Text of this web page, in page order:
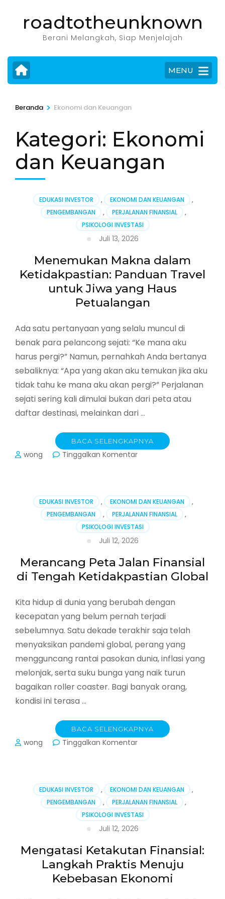
Enter)
roadtotheunknown
Berani Melangkah, Siap Menjelajah
MENU
Beranda > Ekonomi dan Keuangan
Kategori: Ekonomi
dan Keuangan
EDUKASI INVESTOR , EKONOMI DAN KEUANGAN
,
PENGEMBANGAN
, PERJALANAN FINANSIAL
,
PSIKOLOGI INVESTASI
Juli 13, 2026
Menemukan Makna dalam
Ketidakpastian: Panduan Travel
untuk Jiwa yang Haus
Petualangan
Ada satu pertanyaan yang selalu muncul di
benak para pelancong sejati: “Ke mana aku
harus pergi?” Namun, pernahkah Anda bertanya
sebaliknya: “Apa yang akan aku temukan jika aku
tidak tahu ke mana aku akan pergi?” Perjalanan
sejati sering kali dimulai bukan dari peta atau
daftar destinasi, melainkan dari …
BACA SELENGKAPNYA
wong Tinggalkan Komentarpada
Ketidakpastian:
Panduan
Travel
untuk
Jiwa
Haus
Petualangan
EDUKASI INVESTOR , EKONOMI DAN KEUANGAN
,
PENGEMBANGAN
, PERJALANAN FINANSIAL
,
PSIKOLOGI INVESTASI
Juli 12, 2026
Merancang Peta Jalan Finansial
di Tengah Ketidakpastian Global
Kita hidup di dunia yang berubah dengan
kecepatan yang belum pernah terjadi
sebelumnya. Satu dekade terakhir saja telah
menyaksikan pandemi global, perang yang
mengguncang rantai pasokan dunia, inflasi yang
melonjak, serta suku bunga yang naik turun
bagaikan roller coaster. Bagi banyak orang,
kondisi ini terasa …
BACA SELENGKAPNYA
wong Tinggalkan Komentarpada
Finansial
di
Tengah
Ketidakpastian
Global
EDUKASI INVESTOR , EKONOMI DAN KEUANGAN
,
PENGEMBANGAN
, PERJALANAN FINANSIAL
,
PSIKOLOGI INVESTASI
Juli 12, 2026
Mengatasi Ketakutan Finansial:
Langkah Praktis Menuju
Kebebasan Ekonomi